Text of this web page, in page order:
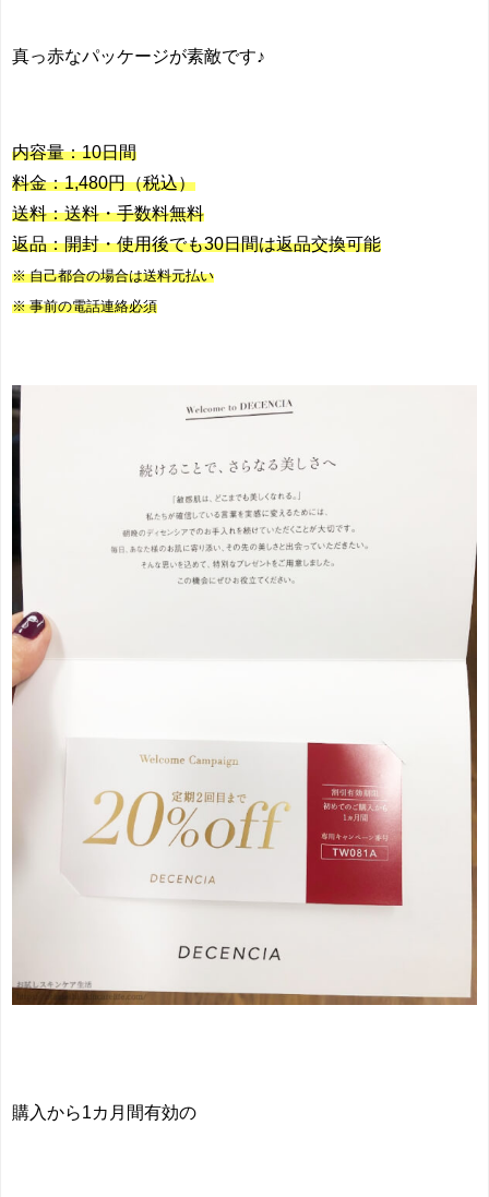
真っ赤なパッケージが素敵です♪
内容量：10日間
料金：1,480円（税込）
送料：送料・手数料無料
返品：開封・使用後でも30日間は返品交換可能
※ 自己都合の場合は送料元払い
※ 事前の電話連絡必須
購入から1カ月間有効の